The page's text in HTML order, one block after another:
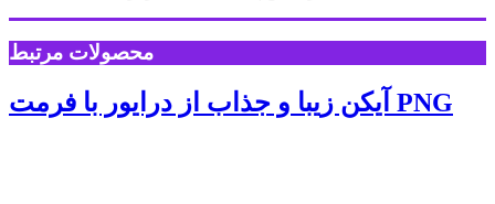
محصولات مرتبط
آیکن زیبا و جذاب از درایور با فرمت PNG